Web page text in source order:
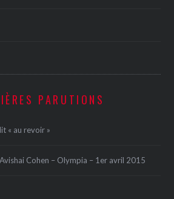
PARUTIONS
« au revoir »
Cohen – Olympia – 1er avril 2015